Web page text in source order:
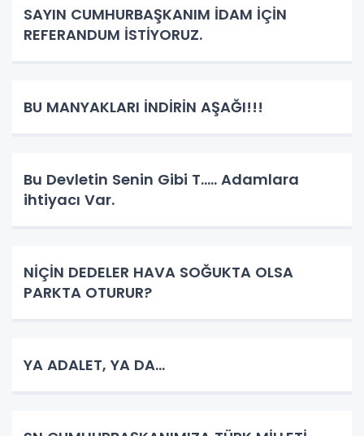
SAYIN CUMHURBAŞKANIM İDAM İÇİN
REFERANDUM İSTİYORUZ.
BU MANYAKLARI İNDİRİN AŞAĞI!!!
Bu Devletin Senin Gibi T..... Adamlara
ihtiyacı Var.
NİÇİN DEDELER HAVA SOĞUKTA OLSA
PARKTA OTURUR?
YA ADALET, YA DA...